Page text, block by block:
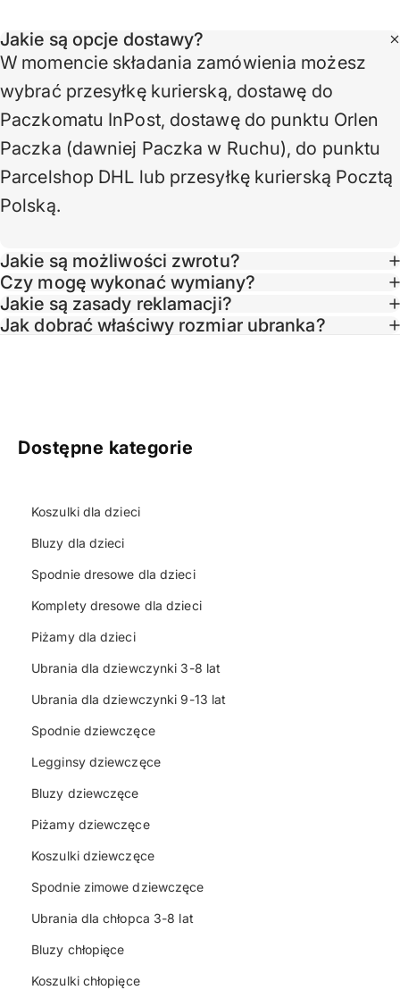
Jakie są opcje dostawy?
W momencie składania zamówienia możesz
wybrać przesyłkę kurierską, dostawę do
Paczkomatu InPost, dostawę do punktu Orlen
Paczka (dawniej Paczka w Ruchu), do punktu
Parcelshop DHL lub przesyłkę kurierską Pocztą
Polską.
Jakie są możliwości zwrotu?
Czy mogę wykonać wymiany?
Jakie są zasady reklamacji?
Jak dobrać właściwy rozmiar ubranka?
Dostępne kategorie
Koszulki dla dzieci
Bluzy dla dzieci
Spodnie dresowe dla dzieci
Komplety dresowe dla dzieci
Piżamy dla dzieci
Ubrania dla dziewczynki 3-8 lat
Ubrania dla dziewczynki 9-13 lat
Spodnie dziewczęce
Legginsy dziewczęce
Bluzy dziewczęce
Piżamy dziewczęce
Koszulki dziewczęce
Spodnie zimowe dziewczęce
Ubrania dla chłopca 3-8 lat
Bluzy chłopięce
Koszulki chłopięce